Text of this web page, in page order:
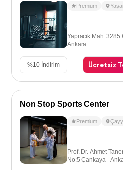
Premium
Yapracık Mah.
Ankara
%10 İndirim Ücretsiz
Non Stop Sports Center
Premium
Prof. Dr. Ahmet
No:5 Çankaya -